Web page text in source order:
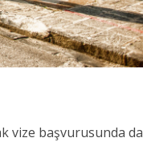
vize başvurusunda da